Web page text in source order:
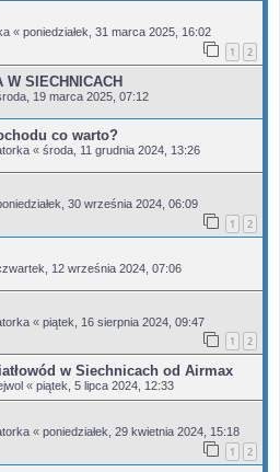
« poniedziałek, 31 marca 2025, 16:02
1 2
SIECHNICACH
19 marca 2025, 07:12
co warto?
« środa, 11 grudnia 2024, 13:26
30 września 2024, 06:09
1 2
12 września 2024, 07:06
« piątek, 16 sierpnia 2024, 09:47
1 2
w Siechnicach od Airmax
« piątek, 5 lipca 2024, 12:33
« poniedziałek, 29 kwietnia 2024, 15:18
1 2